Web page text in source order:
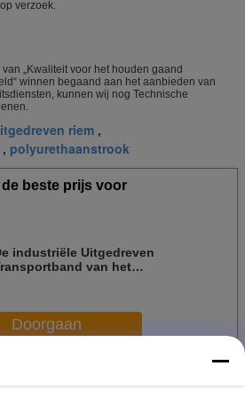
verzoek.
„Kwaliteit voor het houden gaand
winnen begaand aan het aanbieden van
kunnen wij nog Technische
riem ,
, polyurethaanstrook
de beste prijs voor
industriële Uitgedreven
van het
Doorgaan